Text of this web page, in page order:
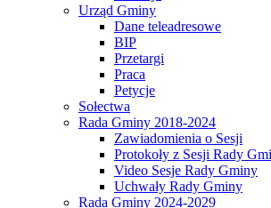
Urząd Gminy
Dane teleadresowe
BIP
Przetargi
Praca
Petycje
Sołectwa
Rada Gminy 2018-2024
Zawiadomienia o Sesji
Protokoły z Sesji Rady
Video Sesje Rady Gminy
Uchwały Rady Gminy
Rada Gminy 2024-2029